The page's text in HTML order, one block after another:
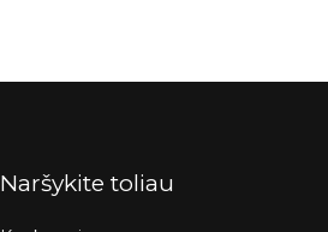
Naršykite toliau